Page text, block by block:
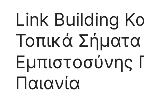
Link Building
Τοπικά Σήματα
Εμπιστοσύνης
Παιανία